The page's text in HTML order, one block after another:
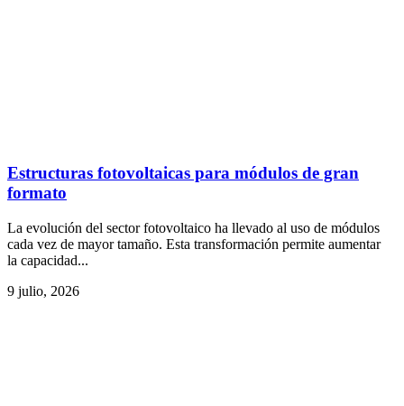
Estructuras fotovoltaicas para módulos de gran
formato
La evolución del sector fotovoltaico ha llevado al uso de módulos
cada vez de mayor tamaño. Esta transformación permite aumentar
la capacidad...
9 julio, 2026